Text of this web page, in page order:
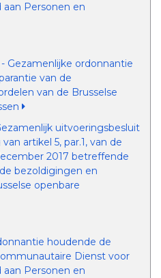
aan Personen en
Gezamenlijke ordonnantie
van de
van de Brusselse
uitvoeringsbesluit
artikel 5, par.1, van de
2017 betreffende
bezoldigingen en
openbare
houdende de
Dienst voor
aan Personen en